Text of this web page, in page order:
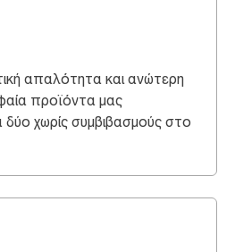
απαλότητα και ανώτερη
προϊόντα μας
χωρίς συμβιβασμούς στο